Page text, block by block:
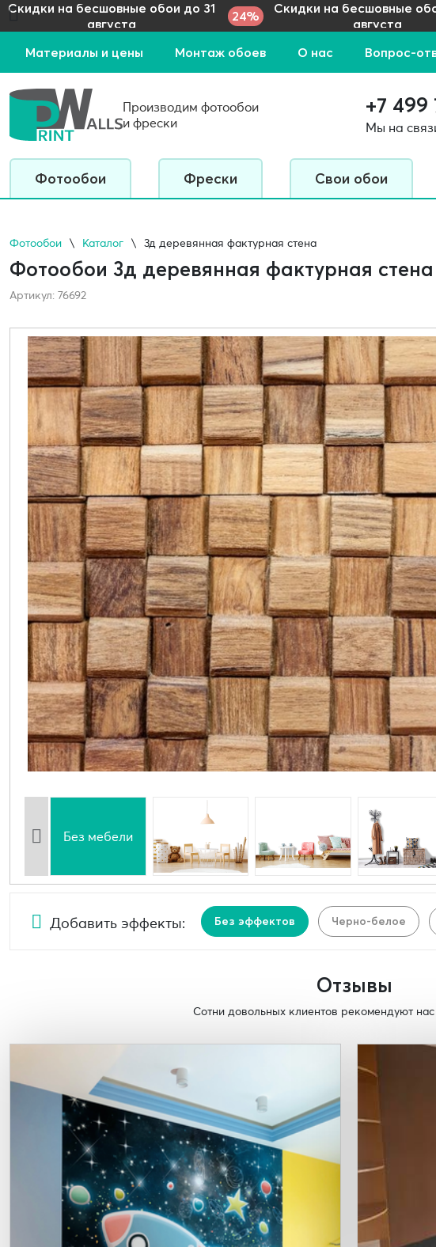
Скидки на бесшовные обои до 31
августа
24%
Скидки на бесшовные
августа
Материалы и цены Монтаж обоев О нас Вопрос-
Производим фотообои
и фрески
+7 499
Мы на
Фотообои Фрески Свои обои
Фотообои Каталог 3д деревянная фактурная стена
Фотообои 3д деревянная фактурная стена
Артикул: 76692
Без мебели
Добавить эффекты: Без эффектов Черно-белое
Отзывы
Сотни довольных клиентов рекомендуют